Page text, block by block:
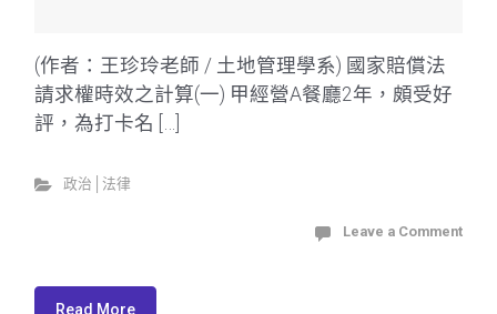
(作者：王珍玲老師 / 土地管理學系) 國家賠償法
請求權時效之計算(一) 甲經營A餐廳2年，頗受好
評，為打卡名 […]
政治│法律
Leave a Comment
Read More